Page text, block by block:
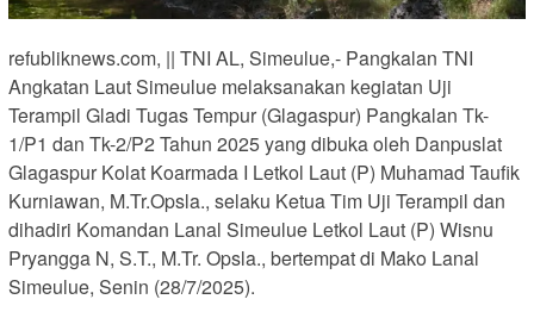
refubliknews.com, || TNI AL, Simeulue,- Pangkalan TNI
Angkatan Laut Simeulue melaksanakan kegiatan Uji
Terampil Gladi Tugas Tempur (Glagaspur) Pangkalan Tk-
1/P1 dan Tk-2/P2 Tahun 2025 yang dibuka oleh Danpuslat
Glagaspur Kolat Koarmada I Letkol Laut (P) Muhamad Taufik
Kurniawan, M.Tr.Opsla., selaku Ketua Tim Uji Terampil dan
dihadiri Komandan Lanal Simeulue Letkol Laut (P) Wisnu
Pryangga N, S.T., M.Tr. Opsla., bertempat di Mako Lanal
Simeulue, Senin (28/7/2025).